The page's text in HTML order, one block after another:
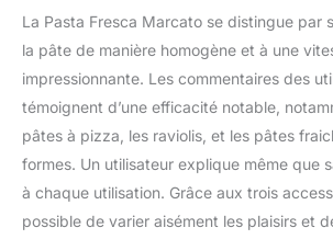
La Pasta Fresca Marcato se distingue par
la pâte de manière homogène et à une
impressionnante. Les commentaires des
témoignent d’une efficacité notable,
pâtes à pizza, les raviolis, et les pâtes
formes. Un utilisateur explique même que
à chaque utilisation. Grâce aux trois
possible de varier aisément les plaisirs et